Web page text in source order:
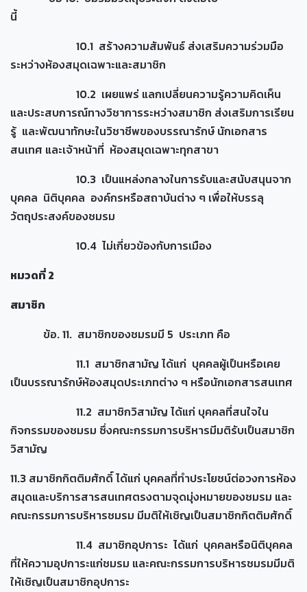
นี้
10.1 สร้างความสัมพันธ์ ส่งเสริมความร่วมมือ
ระหว่างห้องสมุดเฉพาะและสมาชิก
10.2 เผยแพร่ แลกเปลี่ยนความรู้ความคิดเห็น
และประสบการณ์ทางวิชาการระหว่างสมาชิก ส่งเสริมการเรียน
รู้ และพัฒนาทักษะในวิชาชีพของบรรณารักษ์ นักเอกสาร
สนเทศ และเจ้าหน้าที่ ห้องสมุดเฉพาะทุกสาขา
10.3 เป็นแหล่งกลางในการรับและสนับสนุนจาก
บุคคล นิติบุคคล องค์กรหรือสถาบันต่าง ๆ เพื่อให้บรรลุ
วัตถุประสงค์ของชมรม
10.4 ไม่เกี่ยวข้องกับการเมือง
หมวดที่ 2
สมาชิก
ข้อ. 11. สมาชิกของชมรมมี 5 ประเภท คือ
11.1 สมาชิกสามัญ ได้แก่ บุคคลผู้เป็นหรือเคย
เป็นบรรณารักษ์ห้องสมุดประเภทต่าง ๆ หรือนักเอกสารสนเทศ
11.2 สมาชิกวิสามัญ ได้แก่ บุคคลที่สนใจใน
กิจกรรมของชมรม ซึ่งคณะกรรมการบริหารมีมติรับเป็นสมาชิก
วิสามัญ
11.3 สมาชิกกิตติมศักดิ์ ได้แก่ บุคคลที่ทำประโยชน์ต่อวงการห้อง
สมุดและบริการสารสนเทศตรงตามจุดมุ่งหมายของชมรม และ
คณะกรรมการบริหารชมรม มีมติให้เชิญเป็นสมาชิกกิตติมศักดิ์
11.4 สมาชิกอุปการะ ได้แก่ บุคคลหรือนิติบุคคล
ที่ให้ความอุปการะแก่ชมรม และคณะกรรมการบริหารชมรมมีมติ
ให้เชิญเป็นสมาชิกอุปการะ